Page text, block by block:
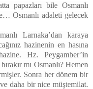
papazları bile Osmanlı
Osmanlı adaleti gelecek
Larnaka’dan karaya
hazinenin en hasına
Hz. Peygamber’in
mı Osmanlı? Hemen
Sonra her dönem bir
daha bir nice müştemilat.